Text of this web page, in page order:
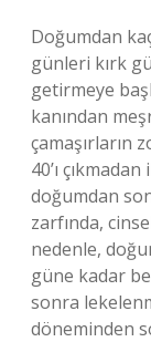
Doğumdan
günleri kırk
getirmeye
kanından
çamaşırların
40’ı
doğumdan
zarfında,
nedenle,
güne kadar
sonra
döneminden